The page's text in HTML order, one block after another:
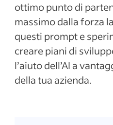
ottimo punto di
massimo dalla forza
questi prompt e
creare piani di
l’aiuto dell’AI a
della tua azienda.